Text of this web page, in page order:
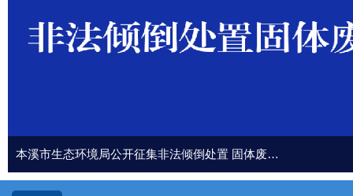
本溪市生态环境局公开征集非法倾倒处置 固体废…